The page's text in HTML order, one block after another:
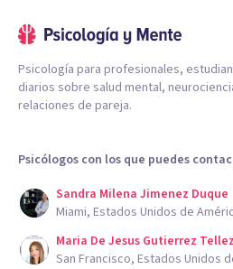
Psicología para profesionales,
diarios sobre salud mental,
relaciones de pareja.
Psicólogos con los que puedes
Sandra Milena Jimenez Duque
Miami, Estados Unidos de
Maria De Jesus Gutierrez Tellez
San Francisco, Estados Unidos